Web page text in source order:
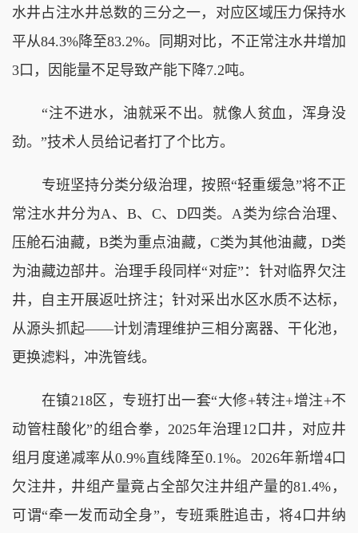
水井占注水井总数的三分之一，对应区域压力保持水
平从84.3%降至83.2%。同期对比，不正常注水井增加
3口，因能量不足导致产能下降7.2吨。
“注不进水，油就采不出。就像人贫血，浑身没
劲。”技术人员给记者打了个比方。
专班坚持分类分级治理，按照“轻重缓急”将不正
常注水井分为A、B、C、D四类。A类为综合治理、
压舱石油藏，B类为重点油藏，C类为其他油藏，D类
为油藏边部井。治理手段同样“对症”：针对临界欠注
井，自主开展返吐挤注；针对采出水区水质不达标，
从源头抓起——计划清理维护三相分离器、干化池，
更换滤料，冲洗管线。
在镇218区，专班打出一套“大修+转注+增注+不
动管柱酸化”的组合拳，2025年治理12口井，对应井
组月度递减率从0.9%直线降至0.1%。2026年新增4口
欠注井，井组产量竟占全部欠注井组产量的81.4%，
可谓“牵一发而动全身”，专班乘胜追击，将4口井纳